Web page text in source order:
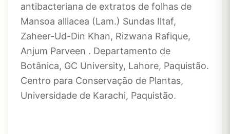
antibacteriana de extratos de folhas de
Mansoa alliacea (Lam.) Sundas Iltaf,
Zaheer-Ud-Din Khan, Rizwana Rafique,
Anjum Parveen . Departamento de
Botânica, GC University, Lahore, Paquistão.
Centro para Conservação de Plantas,
Universidade de Karachi, Paquistão.